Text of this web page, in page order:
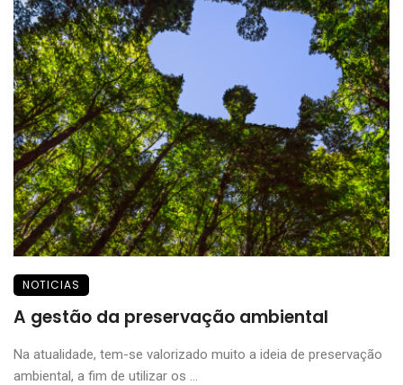
NOTICIAS
A gestão da preservação ambiental
Na atualidade, tem-se valorizado muito a ideia de preservação
ambiental, a fim de utilizar os ...